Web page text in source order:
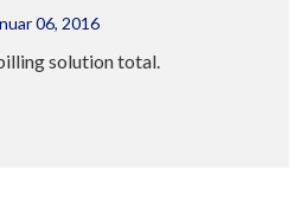
06, 2016
solution total.